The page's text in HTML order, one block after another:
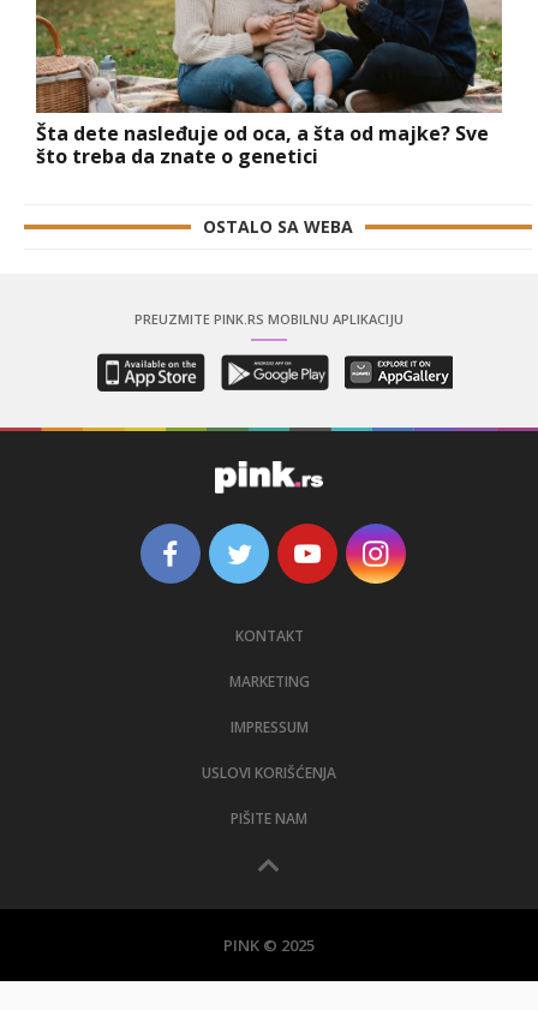
Šta dete nasleđuje od oca, a šta od majke? Sve
što treba da znate o genetici
OSTALO SA WEBA
PREUZMITE PINK.RS MOBILNU APLIKACIJU
KONTAKT
MARKETING
IMPRESSUM
USLOVI KORIŠĆENJA
PIŠITE NAM
PINK © 2025